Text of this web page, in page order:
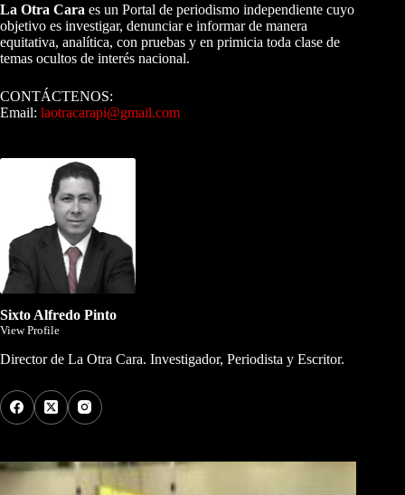
La Otra Cara es un Portal de periodismo independiente cuyo
objetivo es investigar, denunciar e informar de manera
equitativa, analítica, con pruebas y en primicia toda clase de
temas ocultos de interés nacional.
CONTÁCTENOS:
Email: laotracarapi@gmail.com
Sixto Alfredo Pinto
View Profile
Director de La Otra Cara. Investigador, Periodista y Escritor.